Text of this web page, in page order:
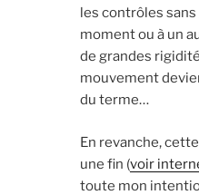
les contrôles
moment ou à un
de grandes
mouvement
du terme…
En revanche,
une fin (voir
toute mon